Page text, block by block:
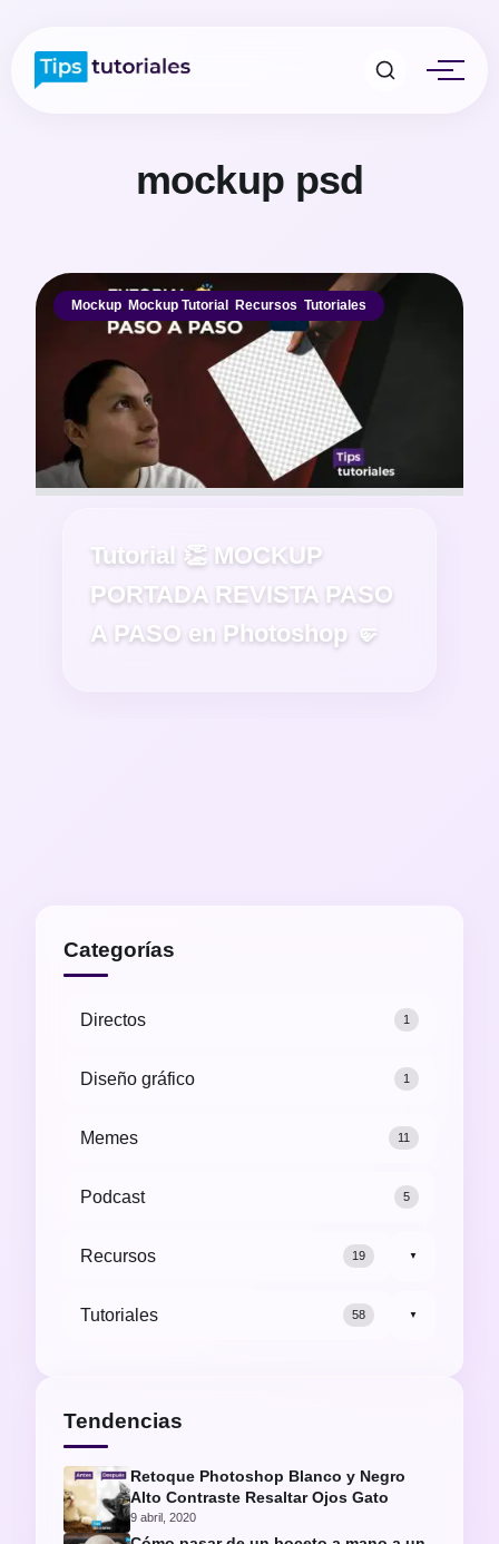
mockup psd
Mockup, Mockup Tutorial , Recursos, Tutoriales
Tutorial 👏 MOCKUP
PORTADA REVISTA PASO
A PASO en Photoshop 🤛
Categorías
Directos 1
Diseño gráfico 1
Memes 11
Podcast 5
Recursos 19 ▼
Tutoriales 58 ▼
Tendencias
Retoque Photoshop Blanco y Negro
Alto Contraste Resaltar Ojos Gato
9 abril, 2020